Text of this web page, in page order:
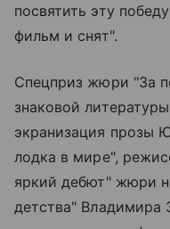
посвятить эту
фильм и снят".
Спецприз жюри "За
знаковой
экранизация прозы
лодка в мире",
яркий дебют" жюри
детства" Владимира